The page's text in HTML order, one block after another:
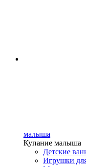
малыша
Купание малыша
Детские
Игрушки